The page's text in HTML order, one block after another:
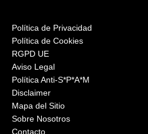
Política de Privacidad
Política de Cookies
RGPD UE
Aviso Legal
Política Anti-S*P*A*M
Disclaimer
Mapa del Sitio
Sobre Nosotros
Contacto